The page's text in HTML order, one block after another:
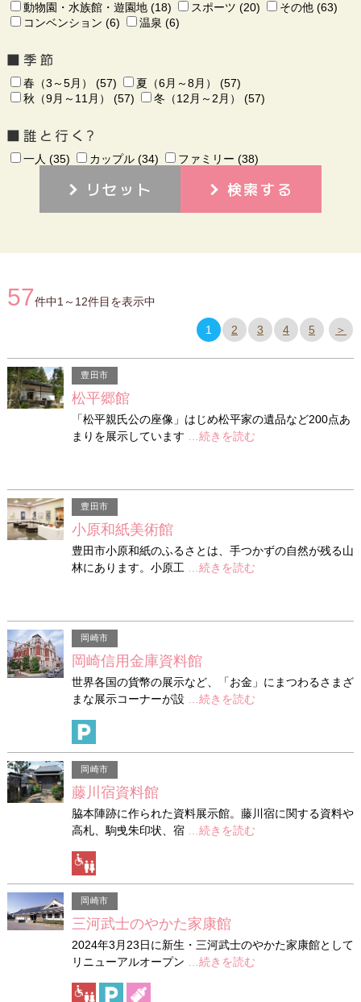
動物園・水族館・遊園地 (18)
スポーツ (20)
その他 (63)
コンベンション (6)
温泉 (6)
春（3～5月） (57)
夏（6月～8月） (57)
秋（9月～11月） (57)
冬（12月～2月） (57)
一人 (35) カップル (34) ファミリー (38)
リセット 検索する
57件中1～12件目を表示中
1 2 3 4 5 ＞
豊田市
松平郷館
「松平親氏公の座像」はじめ松平家の遺品など200点あ
まりを展示しています
…続きを読む
豊田市
小原和紙美術館
豊田市小原和紙のふるさとは、手つかずの自然が残る山
林にあります。小原工
…続きを読む
岡崎市
岡崎信用金庫資料館
世界各国の貨幣の展示など、「お金」にまつわるさまざ
まな展示コーナーが設
…続きを読む
岡崎市
藤川宿資料館
脇本陣跡に作られた資料展示館。藤川宿に関する資料や
高札、駒曵朱印状、宿
…続きを読む
岡崎市
三河武士のやかた家康館
2024年3月23日に新生・三河武士のやかた家康館として
リニューアルオープン
…続きを読む